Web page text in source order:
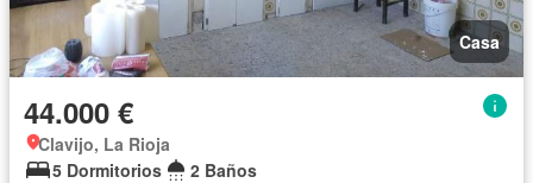
Casa
44.000 €
Clavijo, La Rioja
5 Dormitorios
2 Baños